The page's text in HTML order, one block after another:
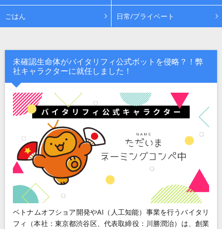
グループ会社
Work
News
Recruit
Blog
Contact
ごはん 日常/プライベート
未確認生命体がバイタリフィ公式ボットを侵略？！弊
社キャラクターに就任しました！
ベトナムオフショア開発やAI（人工知能）事業を行うバイタリ
フィ（本社：東京都渋谷区、代表取締役：川勝潤治）は、創業